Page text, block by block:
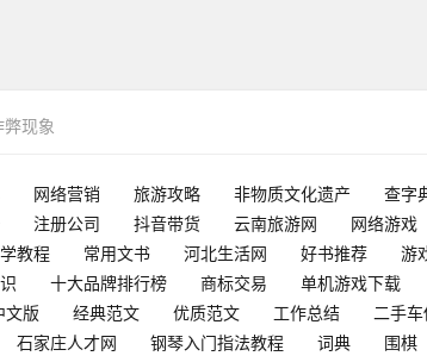
现象
网络营销 旅游攻略 非物质文化遗产 查字
注册公司 抖音带货 云南旅游网 网络游戏
教程 常用文书 河北生活网 好书推荐 游
十大品牌排行榜 商标交易 单机游戏下载
文版 经典范文 优质范文 工作总结 二手
石家庄人才网 钢琴入门指法教程 词典 围棋